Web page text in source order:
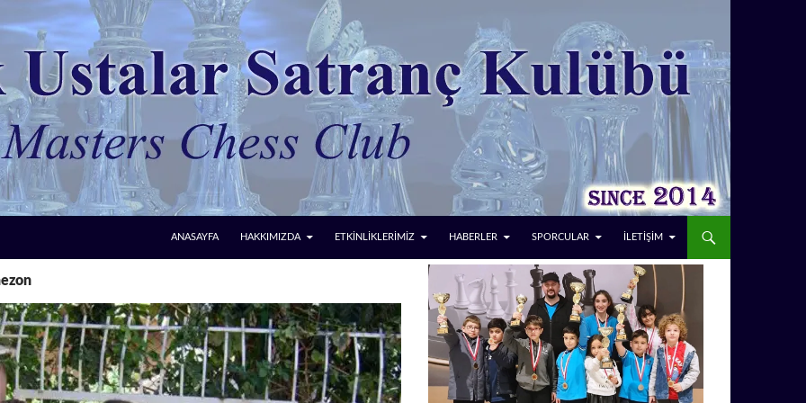
ANASAYFA HAKKIMIZDA ETKİNLİKLERİMİZ HABERLER SPORCULAR İLETİŞİM